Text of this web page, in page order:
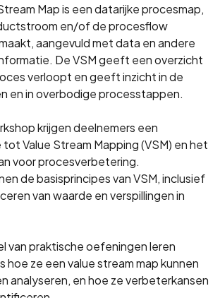
Map is een datarijke procesmap,
en/of de procesflow
aangevuld met data en andere
De VSM geeft een overzicht
verloopt en geeft inzicht in de
en in overbodige processtappen.
krijgen deelnemers een
Value Stream Mapping (VSM) en het
voor procesverbetering.
de basisprincipes van VSM, inclusief
van waarde en verspillingen in
van praktische oefeningen leren
hoe ze een value stream map kunnen
analyseren, en hoe ze verbeterkansen